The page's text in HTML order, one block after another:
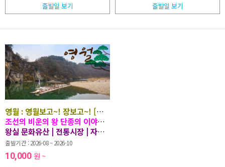
출발일 보기 출발일 보기
영월 : 영월보고~! 장보고~! [당일치기 여행]
조선의 비운의 왕 단종의 이야기를 따라 영월의 왕릉, 유배지, 절경을
왕실 문화유산 | 전통시장 | 자연경관 비운의 왕 단종의 길 UNESCO
출발기간 : 2026-08 ~ 2026-10
10,000 원 ~